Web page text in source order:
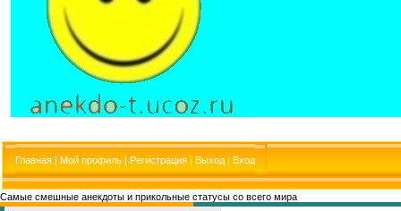
Главная | Мой профиль | Регистрация | Выход | Вход
Самые смешные анекдоты и прикольные статусы со всего мира